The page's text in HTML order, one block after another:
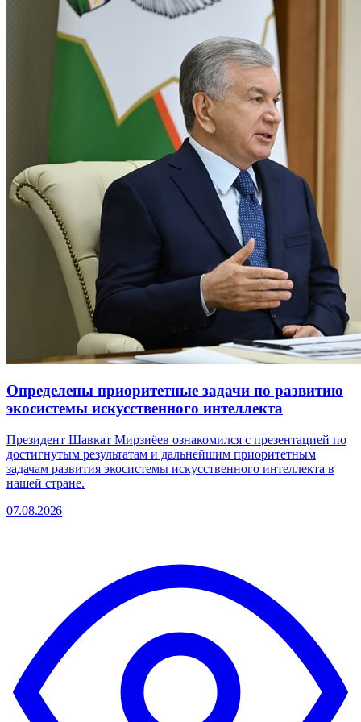
Определены приоритетные задачи по развитию
экосистемы искусственного интеллекта
Президент Шавкат Мирзиёев ознакомился с презентацией по
достигнутым результатам и дальнейшим приоритетным
задачам развития экосистемы искусственного интеллекта в
нашей стране.
07.08.2026